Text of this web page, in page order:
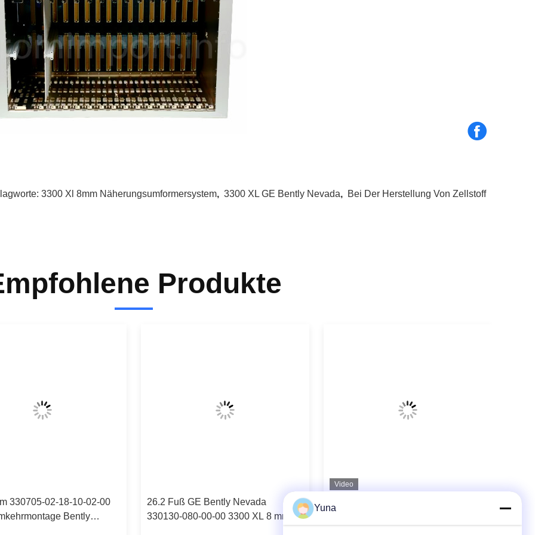
3300 Xl 8mm Näherungsumformersystem, 3300 XL GE Bently Nevada, Bei Der Herstellung Von Zellstoff
Produkte
330705-02-18-10-02-00
Bently
26.2 Fuß GE Bently Nevada
330130-080-00-00 3300 XL 8 mm
Video
Yuna